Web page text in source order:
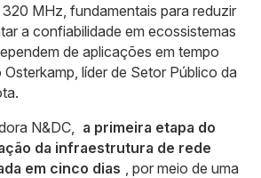
MHz, fundamentais para reduzir
a confiabilidade em ecossistemas
de aplicações em tempo
Osterkamp, líder de Setor Público da
N&DC, a primeira etapa do
da infraestrutura de rede
em cinco dias , por meio de uma